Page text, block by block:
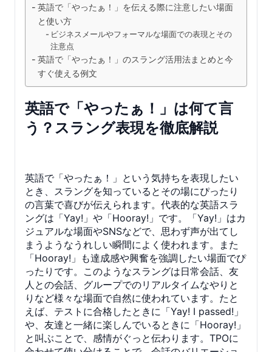
英語で「やったぁ！」を伝える際に注意したい場面
と使い方
ビジネスメールやフォーマルな場面での表現とその
注意点
英語で「やったぁ！」のスラング活用法まとめと今
すぐ使える例文
英語で「やったぁ！」は何て言
う？スラング表現を徹底解説
英語で「やったぁ！」という気持ちを表現したい
とき、スラングを知っているとその場にぴったり
の言葉で喜びが伝えられます。代表的な英語スラ
ングは「Yay!」や「Hooray!」です。「Yay!」はカ
ジュアルな場面やSNSなどで、思わず声が出てし
まうようなうれしい瞬間によく使われます。また
「Hooray!」も達成感や興奮を強調したい場面でぴ
ったりです。このようなスラングは日常会話、友
人との会話、グループでのリアルタイムなやりと
りなど様々な場面で自然に使われています。たと
えば、テストに合格したときに「Yay! I passed!」
や、友達と一緒に楽しんでいるときに「Hooray!」
と叫ぶことで、感情がぐっと伝わります。TPOに